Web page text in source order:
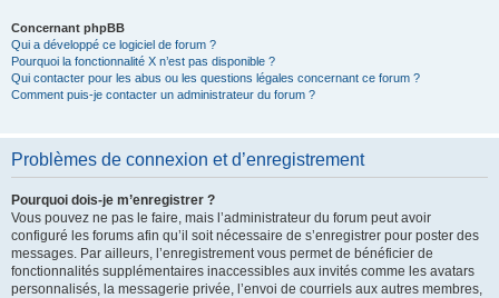
Concernant phpBB
Qui a développé ce logiciel de forum ?
Pourquoi la fonctionnalité X n’est pas disponible ?
Qui contacter pour les abus ou les questions légales concernant ce forum ?
Comment puis-je contacter un administrateur du forum ?
Problèmes de connexion et d’enregistrement
Pourquoi dois-je m’enregistrer ?
Vous pouvez ne pas le faire, mais l’administrateur du forum peut avoir
configuré les forums afin qu’il soit nécessaire de s’enregistrer pour poster des
messages. Par ailleurs, l’enregistrement vous permet de bénéficier de
fonctionnalités supplémentaires inaccessibles aux invités comme les avatars
personnalisés, la messagerie privée, l’envoi de courriels aux autres membres,